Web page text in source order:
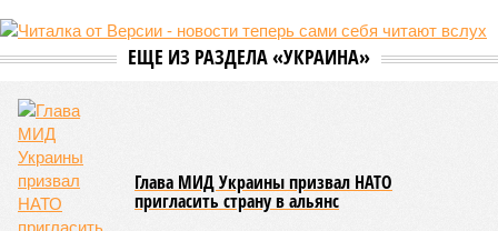
ЕЩЕ ИЗ РАЗДЕЛА «УКРАИНА»
Глава МИД Украины призвал НАТО
пригласить страну в альянс